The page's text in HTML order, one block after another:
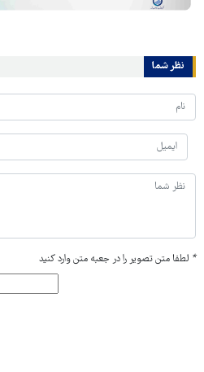
نظر شما
* لطفا متن تصویر را در جعبه متن وارد کنید